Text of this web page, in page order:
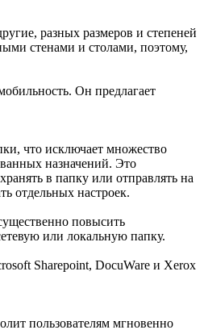
разных размеров и степеней
стенами и столами, поэтому,
Он предлагает
что исключает множество
назначений. Это
в папку или отправлять на
отдельных настроек.
повысить
или локальную папку.
Sharepoint, DocuWare и Xerox
пользователям мгновенно